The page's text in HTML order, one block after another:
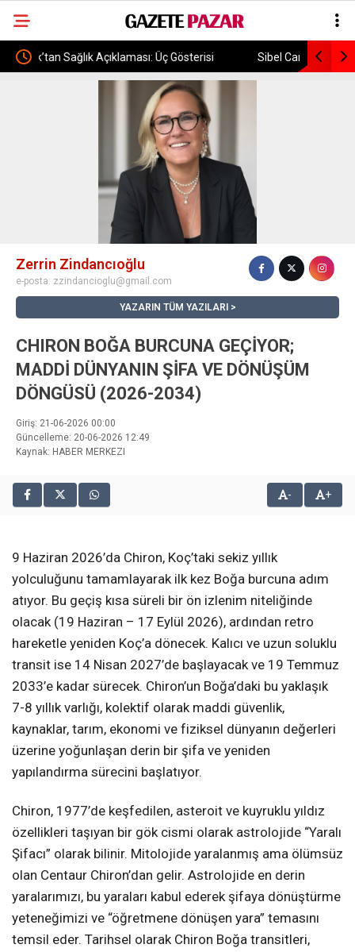
Üç Gösterisi Sibel Can 56 Yaşında: Doğum Gününde Gençlik
Fotoğrafını Paylaştı
Zerrin Zindancıoğlu
e-posta: zzindancioglu@gmail.com
YAZARIN TÜM YAZILARI
CHIRON BOĞA BURCUNA GEÇİYOR;
MADDİ DÜNYANIN ŞİFA VE DÖNÜŞÜM
DÖNGÜSÜ (2026-2034)
Giriş: 21-06-2026 00:00
Güncelleme: 20-06-2026 12:49
Kaynak: HABER MERKEZI
- +
9 Haziran 2026’da Chiron, Koç’taki sekiz yıllık
yolculuğunu tamamlayarak ilk kez Boğa burcuna adım
atıyor. Bu geçiş kısa süreli bir ön izlenim niteliğinde
olacak (19 Haziran – 17 Eylül 2026), ardından retro
hareketle yeniden Koç’a dönecek. Kalıcı ve uzun soluklu
transit ise 14 Nisan 2027’de başlayacak ve 19 Temmuz
2033’e kadar sürecek. Chiron’un Boğa’daki bu yaklaşık
7-8 yıllık varlığı, kolektif olarak maddi güvenlik,
kaynaklar, tarım, ekonomi ve fiziksel dünyanın değerleri
üzerine yoğunlaşan derin bir şifa ve yeniden
yapılandırma sürecini başlatıyor.
Chiron, 1977’de keşfedilen, asteroit ve kuyruklu yıldız
özellikleri taşıyan bir gök cismi olarak astrolojide “Yaralı
Şifacı” olarak bilinir. Mitolojide yaralanmış ama ölümsüz
olan Centaur Chiron’dan gelir. Astrolojide en derin
yaralarımızı, bu yaraları kabul ederek şifaya dönüştürme
yeteneğimizi ve “öğretmene dönüşen yara” temasını
temsil eder. Tarihsel olarak Chiron Boğa transitleri,